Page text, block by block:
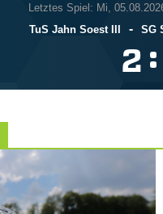
Letztes Spiel: Mi,
TuS Jahn Soest III
- SG
 :